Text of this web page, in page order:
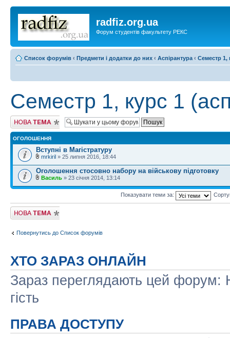
radfiz.org.ua
Форум студентів факультету РЕКС
Список форумів ‹ Предмети і додатки до них ‹ Аспірантура ‹ Семестр 1,
Семестр 1, курс 1
Створити нову
тему
ОГОЛОШЕННЯ
Вступні в Магістратуру
mrkiril » 25 липня 2016, 18:44
Оголошення стосовно набору на військову підготовку
Василь » 23 січня 2014, 13:14
Показувати теми за:
Створити нову
тему
Повернутись до Список форумів
ХТО ЗАРАЗ ОНЛАЙН
Зараз переглядають цей форум:
гість
ПРАВА ДОСТУПУ